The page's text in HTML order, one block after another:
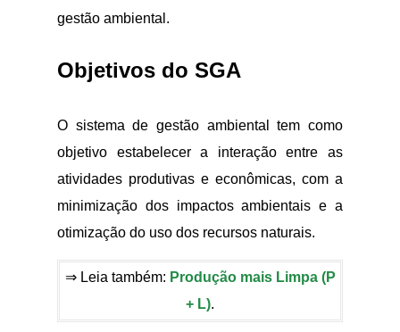
gestão ambiental.
Objetivos do SGA
O sistema de gestão ambiental tem como
objetivo estabelecer a interação entre as
atividades produtivas e econômicas, com a
minimização dos impactos ambientais e a
otimização do uso dos recursos naturais.
⇒ Leia também: Produção mais Limpa (P
+ L).